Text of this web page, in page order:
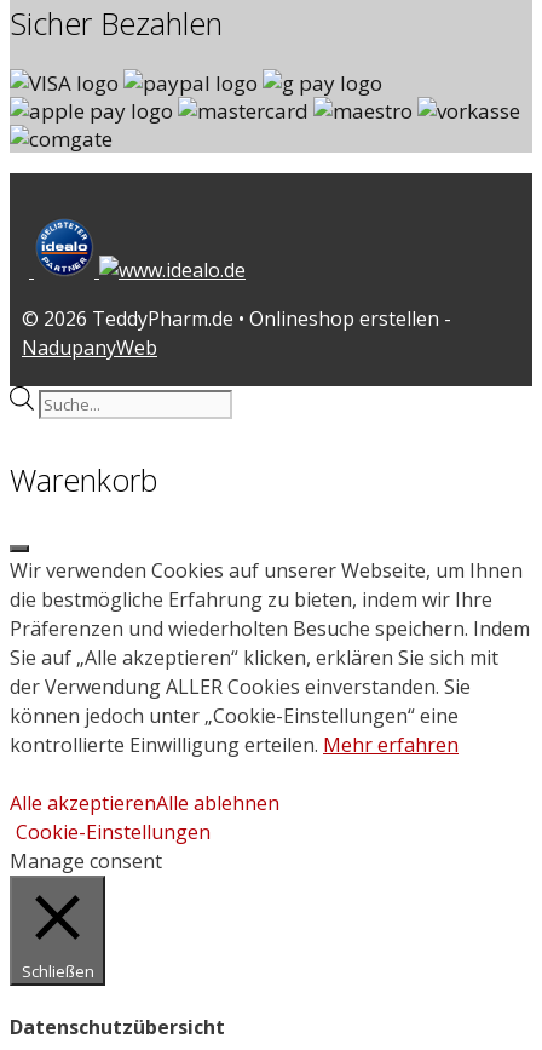
Sicher Bezahlen
© 2026 TeddyPharm.de • Onlineshop erstellen -
NadupanyWeb
Products
Warenkorb
Close
Wir verwenden Cookies auf unserer Webseite, um Ihnen
die bestmögliche Erfahrung zu bieten, indem wir Ihre
Präferenzen und wiederholten Besuche speichern. Indem
Sie auf „Alle akzeptieren“ klicken, erklären Sie sich mit
der Verwendung ALLER Cookies einverstanden. Sie
können jedoch unter „Cookie-Einstellungen“ eine
kontrollierte Einwilligung erteilen. Mehr erfahren
Alle akzeptierenAlle ablehnen
Cookie-Einstellungen
Manage consent
Schließen
Datenschutzübersicht